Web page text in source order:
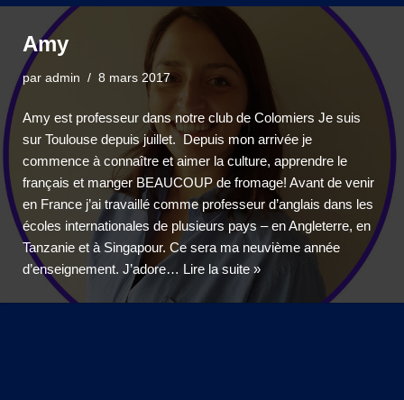
Amy
par admin 8 mars 2017
Amy est professeur dans notre club de Colomiers Je suis
sur Toulouse depuis juillet. Depuis mon arrivée je
commence à connaître et aimer la culture, apprendre le
français et manger BEAUCOUP de fromage! Avant de venir
en France j’ai travaillé comme professeur d’anglais dans les
écoles internationales de plusieurs pays – en Angleterre, en
Tanzanie et à Singapour. Ce sera ma neuvième année
d’enseignement. J’adore… Lire la suite »